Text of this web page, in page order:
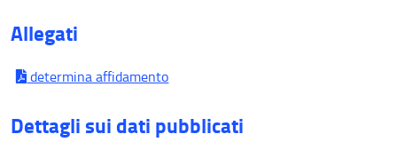
Allegati
determina affidamento
Dettagli sui dati pubblicati